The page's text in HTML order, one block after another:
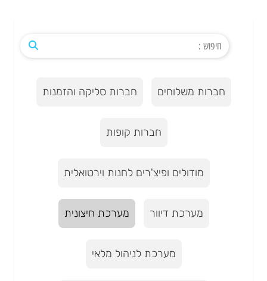
חברות משלוחים חברות סליקה והזמנות
חברות קופות
מודולים ופיצ'רים לחנות וירטואלית
מערכת דיוור מערכת חיצונית
מערכת לניהול מלאי